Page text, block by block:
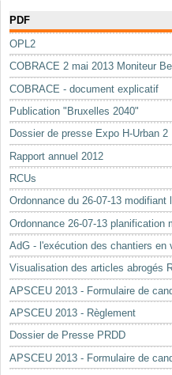
Permis d'urbanisme
Cartographie
Etudes et publications
Mots-clés
Renseignements urbanistiques
PDF
OPL2
COBRACE 2 mai 2013 Moniteur
COBRACE - document explicatif
Publication "Bruxelles 2040"
Dossier de presse Expo H-Urban 2
Rapport annuel 2012
RCUs
Ordonnance du 26-07-13 modifiant
Ordonnance 26-07-13 planification
AdG - l'exécution des chantiers en
Visualisation des articles abrogés
APSCEU 2013 - Formulaire de
APSCEU 2013 - Règlement
Dossier de Presse PRDD
APSCEU 2013 - Formulaire de